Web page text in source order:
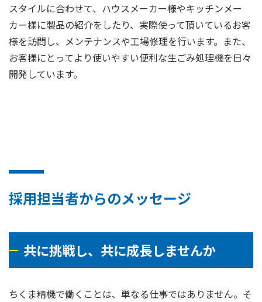
スタイルに合わせて、ハウスメーカー様やキッチンメー
カー様に製品の紹介をしたり、実際使って頂いているお客
様を訪問し、メンテナンスや工場修理を行います。また、
お客様にとってより使いやすい便利な生ごみ処理機を日々
開発しています。
採用担当者からのメッセージ
共に挑戦し、共に成長しませんか
ちくま精機で働くことは、単なる仕事ではありません。そ